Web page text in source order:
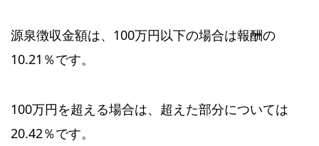
源泉徴収金額は、100万円以下の場合は報酬の
10.21％です。
100万円を超える場合は、超えた部分については
20.42％です。